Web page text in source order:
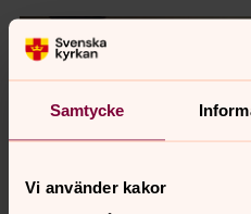
Samtycke
Vi använder kakor